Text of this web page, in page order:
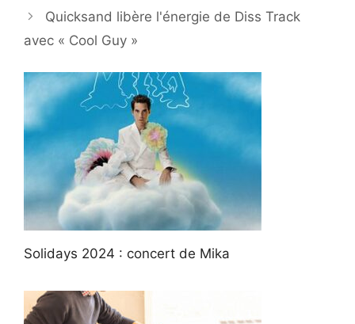
Quicksand libère l'énergie de Diss Track
avec « Cool Guy »
Solidays 2024 : concert de Mika